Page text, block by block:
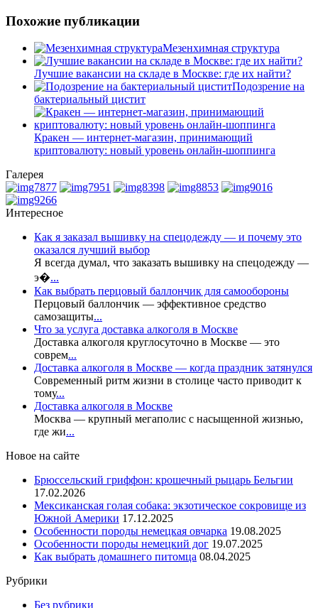
Похожие публикации
Мезенхимная структура
Лучшие вакансии на складе в Москве: где их найти?
Подозрение на
бактериальный цистит
Кракен — интернет-магазин, принимающий
криптовалюту: новый уровень онлайн-шоппинга
Галерея
Интересное
Как я заказал вышивку на спецодежду — и почему это
оказался лучший выбор
Я всегда думал, что заказать вышивку на спецодежду —
э�...
Как выбрать перцовый баллончик для самообороны
Перцовый баллончик — эффективное средство
самозащиты...
Что за услуга доставка алкоголя в Москве
Доставка алкоголя круглосуточно в Москве — это
соврем...
Доставка алкоголя в Москве — когда праздник затянулся
Современный ритм жизни в столице часто приводит к
тому...
Доставка алкоголя в Москве
Москва — крупный мегаполис с насыщенной жизнью,
где жи...
Новое на сайте
Брюссельский гриффон: крошечный рыцарь Бельгии
17.02.2026
Мексиканская голая собака: экзотическое сокровище из
Южной Америки 17.12.2025
Особенности породы немецкая овчарка 19.08.2025
Особенности породы немецкий дог 19.07.2025
Как выбрать домашнего питомца 08.04.2025
Рубрики
Без рубрики